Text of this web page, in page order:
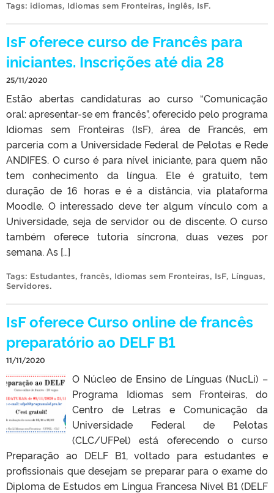
Tags: idiomas, Idiomas sem Fronteiras, inglês, IsF.
IsF oferece curso de Francês para
iniciantes. Inscrições até dia 28
25/11/2020
Estão abertas candidaturas ao curso “Comunicação
oral: apresentar-se em francês”, oferecido pelo programa
Idiomas sem Fronteiras (IsF), área de Francês, em
parceria com a Universidade Federal de Pelotas e Rede
ANDIFES. O curso é para nível iniciante, para quem não
tem conhecimento da língua. Ele é gratuito, tem
duração de 16 horas e é a distância, via plataforma
Moodle. O interessado deve ter algum vínculo com a
Universidade, seja de servidor ou de discente. O curso
também oferece tutoria síncrona, duas vezes por
semana. As […]
Tags: Estudantes, francês, Idiomas sem Fronteiras, IsF, Línguas,
Servidores.
IsF oferece Curso online de francês
preparatório ao DELF B1
11/11/2020
O Núcleo de Ensino de Línguas (NucLi) –
Programa Idiomas sem Fronteiras, do
Centro de Letras e Comunicação da
Universidade Federal de Pelotas
(CLC/UFPel) está oferecendo o curso
Preparação ao DELF B1, voltado para estudantes e
profissionais que desejam se preparar para o exame do
Diploma de Estudos em Língua Francesa Nível B1 (DELF